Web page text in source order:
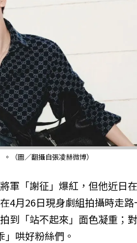
（圖／翻攝自張凌赫微博）
軍「謝征」爆紅，但他近日
4月26日現身劇組拍攝時走
到「站不起來」面色凝重；
哄好粉絲們。